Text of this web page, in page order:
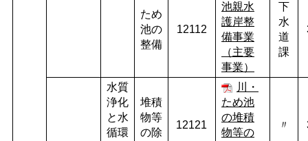
ため
池の
整備
12112
池親水
護岸整
備事業
（主要
事業）
下
水
道
課
水質
浄化
と水
循環
堆積
物等
の除
12121
川・
ため池
の堆積
物等の
〃